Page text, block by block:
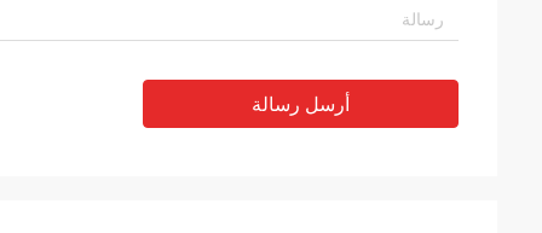
أرسل رسالة